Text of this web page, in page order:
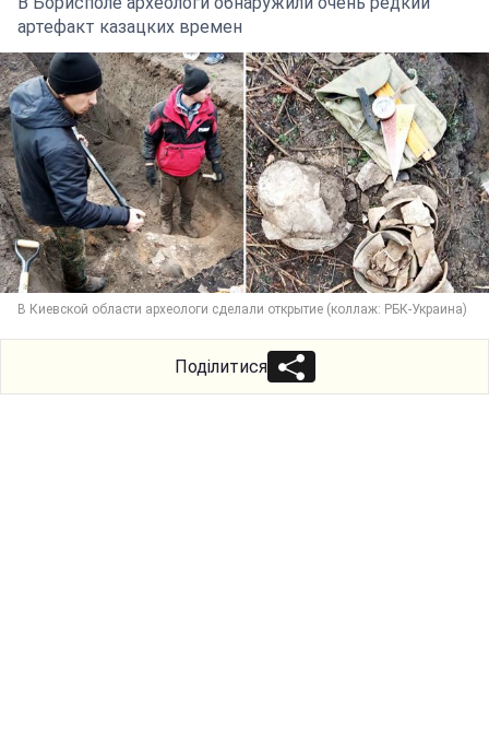
артефакт казацких времен
В Киевской области археологи сделали открытие (коллаж: РБК-Украина)
Поділитися